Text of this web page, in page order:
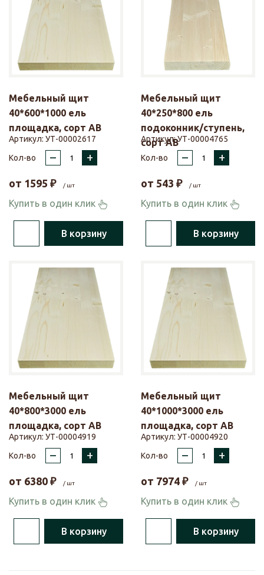
Мебельный щит
40*600*1000 ель
площадка, сорт АВ
Артикул: УТ-00002617
Кол-во
– +
от 1595 ₽ / шт
Купить в один клик
В корзину
Мебельный щит
40*250*800 ель
подоконник/ступень,
сорт АВ
Артикул:УТ-00004765
Кол-во
– +
от 543 ₽ / шт
Купить в один клик
В корзину
Мебельный щит
40*800*3000 ель
площадка, сорт АВ
Артикул: УТ-00004919
Кол-во
– +
от 6380 ₽ / шт
Купить в один клик
В корзину
Мебельный щит
40*1000*3000 ель
площадка, сорт АВ
Артикул: УТ-00004920
Кол-во
– +
от 7974 ₽ / шт
Купить в один клик
В корзину